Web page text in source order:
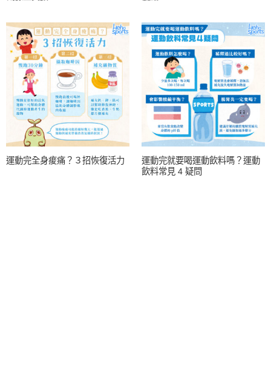
運動完全身痠痛？３招恢復活力
運動完就要喝運動飲料嗎？運動
飲料常見 4 疑問